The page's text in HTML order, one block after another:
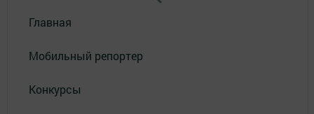
Главная
Мобильный репортер
Конкурсы